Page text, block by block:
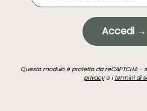
Accedi →
Questo modulo è protetto da reCAPTCHA -
privacye itermini di